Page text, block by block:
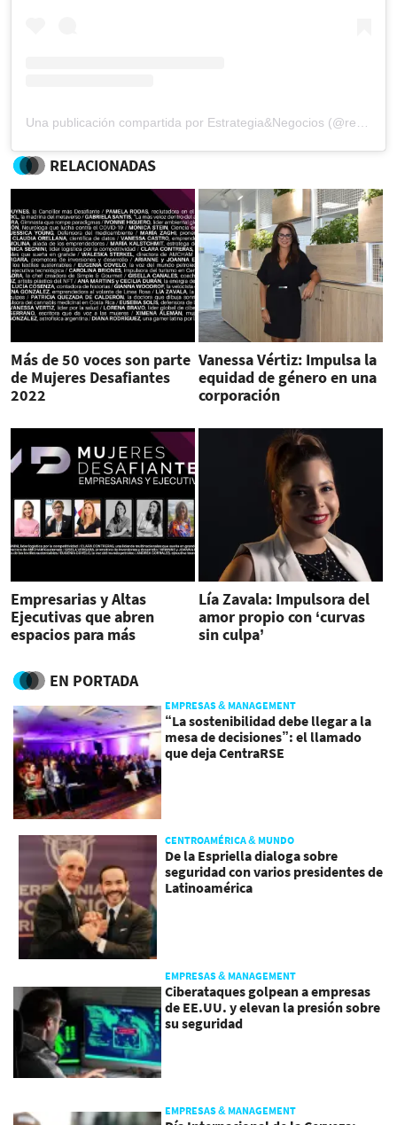
RELACIONADAS
Más de 50 voces son parte
de Mujeres Desafiantes
2022
Vanessa Vértiz: Impulsa la
equidad de género en una
corporación
Empresarias y Altas
Ejecutivas que abren
espacios para más
Lía Zavala: Impulsora del
amor propio con ‘curvas
sin culpa’
EN PORTADA
EMPRESAS & MANAGEMENT
“La sostenibilidad debe llegar a la
mesa de decisiones”: el llamado
que deja CentraRSE
CENTROAMÉRICA & MUNDO
De la Espriella dialoga sobre
seguridad con varios presidentes de
Latinoamérica
EMPRESAS & MANAGEMENT
Ciberataques golpean a empresas
de EE.UU. y elevan la presión sobre
su seguridad
EMPRESAS & MANAGEMENT